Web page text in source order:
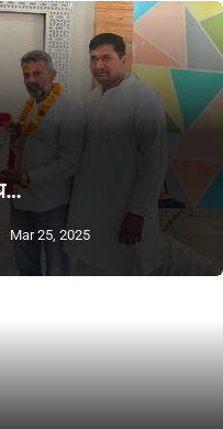
Mar 25, 2025